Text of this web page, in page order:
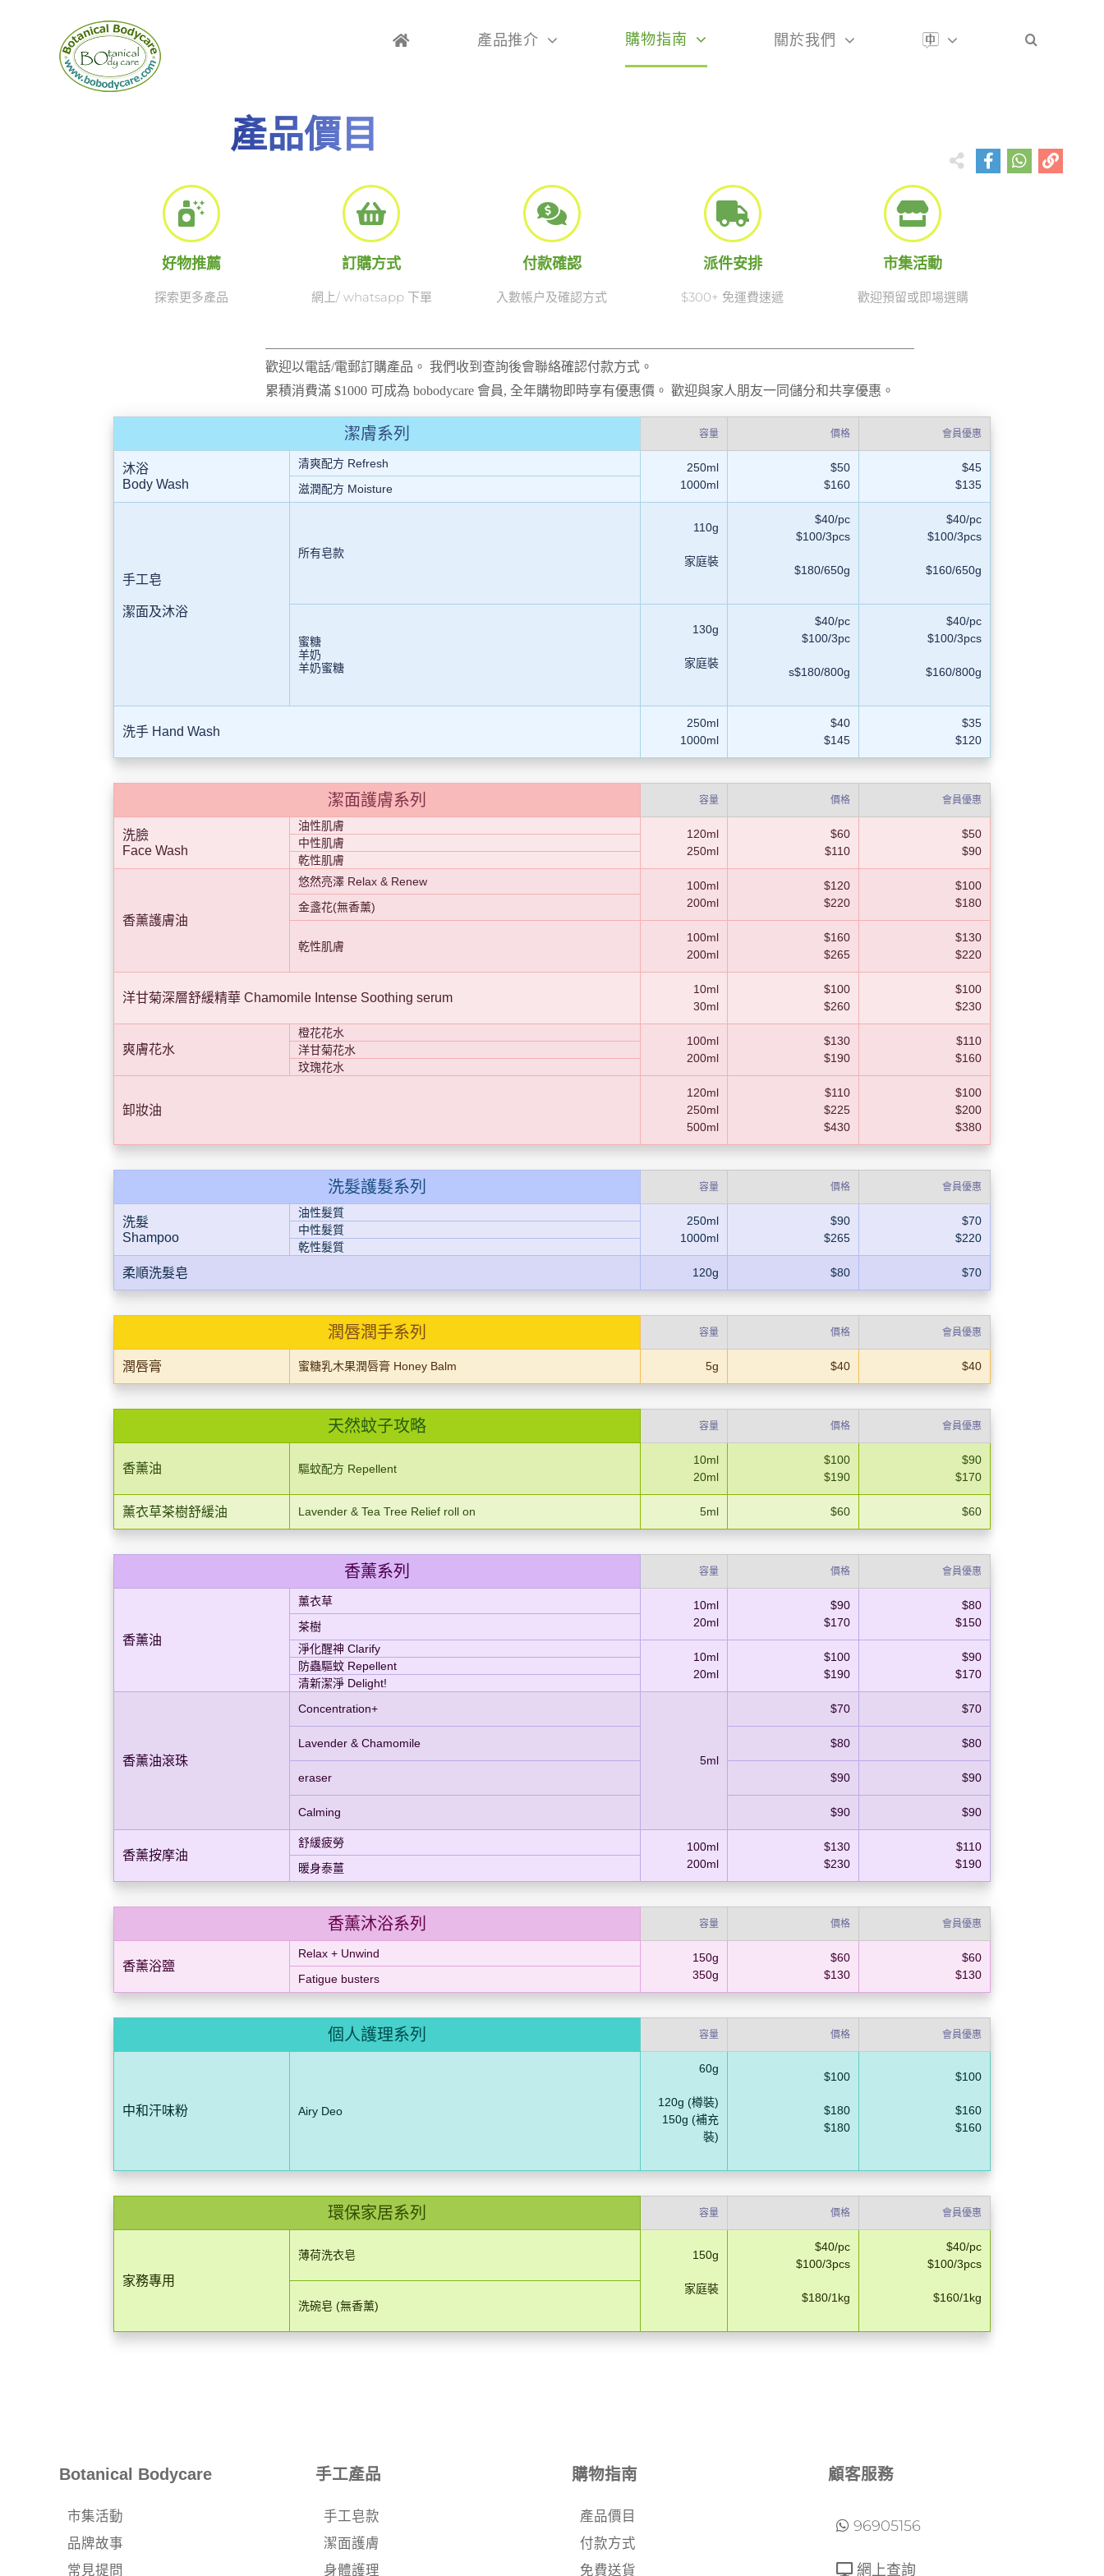
產品推介 購物指南 關於我們
產品價目
好物推薦
探索更多產品
訂購方式
網上/ whatsapp 下單
付款確認
入數帳户及確認方式
派件安排
$300+ 免運費速遞
市集活動
歡迎預留或即場選購
歡迎以電話/電郵訂購產品。 我們收到查詢後會聯絡確認付款方式。
累積消費滿 $1000 可成為 bobodycare 會員, 全年購物即時享有優惠價。歡迎與家人朋友一同儲分和共享優惠。
潔膚系列 容量 價格 會員優惠
沐浴
Body Wash
清爽配方 Refresh
250ml
1000ml
$50
$160
$45
$135
滋潤配方 Moisture
手工皂
潔面及沐浴
所有皂款
110g
家庭裝
$40/pc
$100/3pcs
$180/650g
$40/pc
$100/3pcs
$160/650g
蜜糖
羊奶
羊奶蜜糖
130g
家庭裝
$40/pc
$100/3pc
s$180/800g
$40/pc
$100/3pcs
$160/800g
洗手 Hand Wash
250ml
1000ml
$40
$145
$35
$120
潔面護膚系列 容量 價格 會員優惠
洗臉
Face Wash
油性肌膚
120ml
250ml
$60
$110
$50
$90
中性肌膚
乾性肌膚
香薰護膚油
悠然亮澤 Relax & Renew
100ml
200ml
$120
$220
$100
$180
金盞花(無香薰)
乾性肌膚
100ml
200ml
$160
$265
$130
$220
洋甘菊深層舒緩精華 Chamomile Intense Soothing serum
10ml
30ml
$100
$260
$100
$230
爽膚花水
橙花花水
100ml
200ml
$130
$190
$110
$160
洋甘菊花水
玟瑰花水
卸妝油
120ml
250ml
500ml
$110
$225
$430
$100
$200
$380
洗髮護髮系列 容量 價格 會員優惠
洗髮
Shampoo
油性髮質
250ml
1000ml
$90
$265
$70
$220
中性髮質
乾性髮質
柔順洗髮皂 120g $80 $70
潤唇潤手系列 容量 價格 會員優惠
潤唇膏 蜜糖乳木果潤唇膏 Honey Balm 5g $40 $40
天然蚊子攻略 容量 價格 會員優惠
香薰油 驅蚊配方 Repellent
10ml
20ml
$100
$190
$90
$170
薰衣草茶樹舒緩油 Lavender & Tea Tree Relief roll on 5ml $60 $60
香薰系列 容量 價格 會員優惠
香薰油
薰衣草
10ml
20ml
$90
$170
$80
$150
茶樹
淨化醒神 Clarify
10ml
20ml
$100
$190
$90
$170
防蟲驅蚊 Repellent
清新潔淨 Delight!
香薰油滾珠
Concentration+
5ml
$70 $70
Lavender & Chamomile $80 $80
eraser $90 $90
Calming $90 $90
香薰按摩油
舒緩疲勞
100ml
200ml
$130
$230
$110
$190
暖身泰薑
香薰沐浴系列 容量 價格 會員優惠
香薰浴鹽
Relax + Unwind
150g
350g
$60
$130
$60
$130
Fatigue busters
個人護理系列 容量 價格 會員優惠
中和汗味粉 Airy Deo
60g
120g (樽裝)
150g (補充
裝)
$100
$180
$180
$100
$160
$160
環保家居系列 容量 價格 會員優惠
家務專用
薄荷洗衣皂 150g
家庭裝
$40/pc
$100/3pcs
$180/1kg
$40/pc
$100/3pcs
$160/1kg
洗碗皂 (無香薰)
Botanical Bodycare
市集活動
品牌故事
常見提問
手工產品
手工皂款
潔面護膚
身體護理
購物指南
產品價目
付款方式
免費送貨
顧客服務
96905156
網上查詢